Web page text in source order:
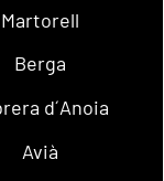
Martorell
Berga
d´Anoia
Avià